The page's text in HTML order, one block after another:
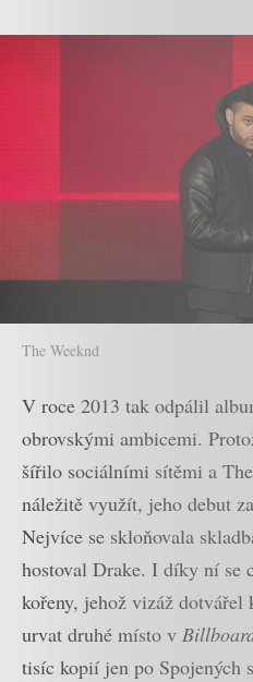
The Weeknd
V roce 2013 tak odpálil
obrovskými ambicemi.
šířilo sociálními sítěmi a
náležitě využít, jeho debut
Nejvíce se skloňovala
hostoval Drake. I díky ní se
kořeny, jehož vizáž dotvářel
urvat druhé místo v
tisíc kopií jen po Spojených